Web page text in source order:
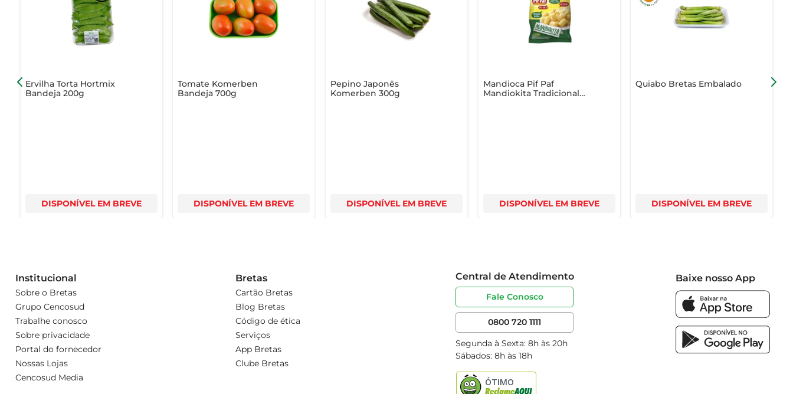
Ervilha Torta Hortmix
Bandeja 200g
DISPONÍVEL EM BREVE
Tomate Komerben
Bandeja 700g
DISPONÍVEL EM BREVE
Pepino Japonês
Komerben 300g
DISPONÍVEL EM BREVE
Mandioca Pif Paf
Mandiokita Tradicional
DISPONÍVEL EM BREVE
Quiabo Bretas Embalado
DISPONÍVEL EM BREVE
Institucional
Sobre o Bretas
Grupo Cencosud
Trabalhe conosco
Sobre privacidade
Portal do fornecedor
Nossas Lojas
Cencosud Media
Bretas
Cartão Bretas
Blog Bretas
Código de ética
Serviços
App Bretas
Clube Bretas
Central de Atendimento
Fale Conosco
0800 720 1111
Segunda à Sexta: 8h às 20h
Sábados: 8h às 18h
Baixe nosso App